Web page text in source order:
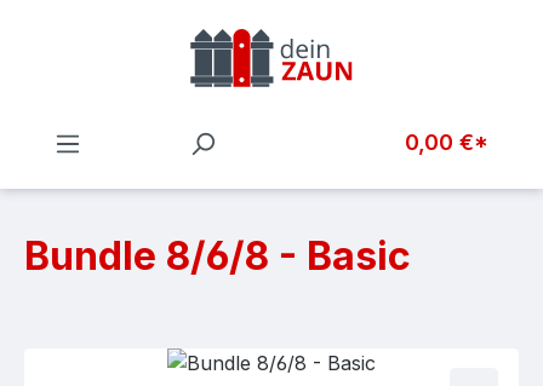
Zum Hauptinhalt springen
0,00 €*
Bundle 8/6/8 - Basic
Bildergalerie überspringen